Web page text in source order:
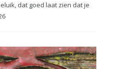
dat goed laat zien dat je